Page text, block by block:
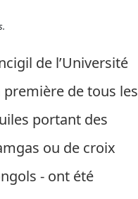
de l’Université
de tous les
portant des
ou de croix
- ont été